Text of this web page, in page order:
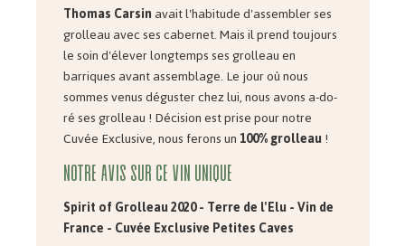
Thomas Carsinavait l'habitude d'assembler ses
grolleau avec ses cabernet. Mais il prend toujours
le soin d'élever longtemps ses grolleau en
barriques avant assemblage. Le jour où nous
sommes venus déguster chez lui, nous avons a-do-
ré ses grolleau ! Décision est prise pour notre
Cuvée Exclusive, nous ferons un100% grolleau!
Notre avis sur ce vin unique
Spirit of Grolleau 2020 - Terre de l'Elu - Vin de
France - Cuvée Exclusive Petites Caves